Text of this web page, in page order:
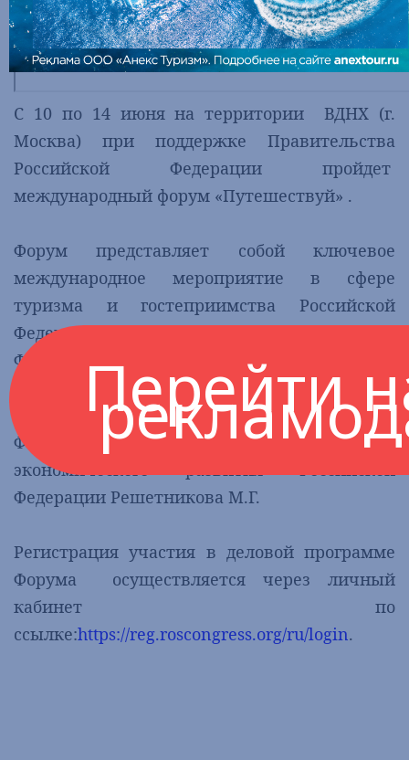
C 10 по 14 июня на территории ВДНХ (г.
Москва) при поддержке Правительства
Российской Федерации пройдет
международный форум «Путешествуй» .
Форум представляет собой ключевое
международное мероприятие в сфере
туризма и гостеприимства Российской
Федерации. В рамках деловой программы
Форума запланирован ряд важных
мероприятий с участием Заместителя
Председателя Правительства Российской
Федерации Чернышенко Д.Н. и Министра
экономического развития Российской
Федерации Решетникова М.Г.
Регистрация участия в деловой программе
Форума осуществляется через личный
кабинет по
ссылке:https://reg.roscongress.org/ru/login.
Перейти